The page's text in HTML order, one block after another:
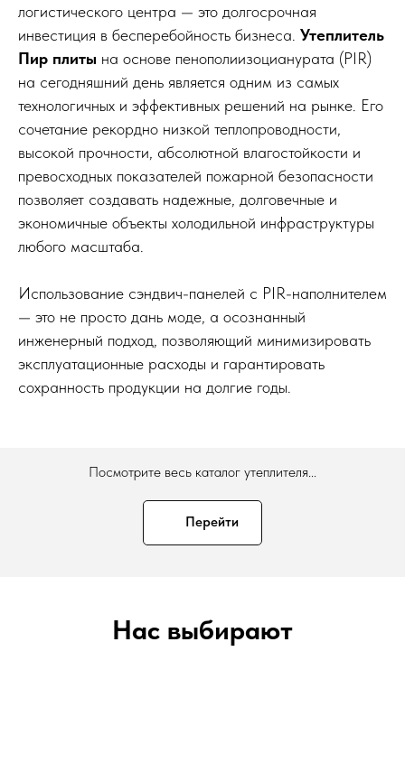
логистического центра — это долгосрочная
инвестиция в бесперебойность бизнеса. Утеплитель
Пир плиты на основе пенополиизоцианурата (PIR)
на сегодняшний день является одним из самых
технологичных и эффективных решений на рынке. Его
сочетание рекордно низкой теплопроводности,
высокой прочности, абсолютной влагостойкости и
превосходных показателей пожарной безопасности
позволяет создавать надежные, долговечные и
экономичные объекты холодильной инфраструктуры
любого масштаба.
Использование сэндвич-панелей с PIR-наполнителем
— это не просто дань моде, а осознанный
инженерный подход, позволяющий минимизировать
эксплуатационные расходы и гарантировать
сохранность продукции на долгие годы.
Посмотрите весь каталог утеплителя...
Перейти
Нас выбирают